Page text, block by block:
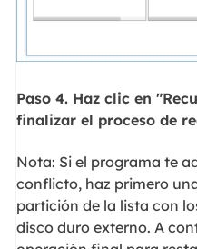
Paso 4. Haz clic en
finalizar el proceso de
Nota: Si el programa te
conflicto, haz primero
partición de la lista con
disco duro externo. A